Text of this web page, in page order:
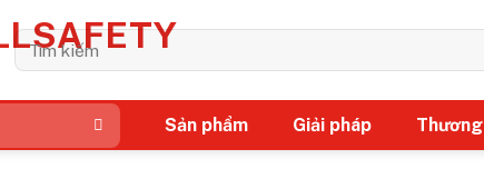
Tìm
kiếm:
Sản phẩm Giải pháp